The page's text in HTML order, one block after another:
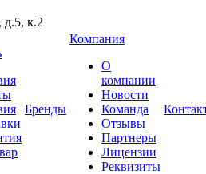
д.5, к.2
Бренды
Компания
О
компании
Новости
Команда
Отзывы
Партнеры
Лицензии
Реквизиты